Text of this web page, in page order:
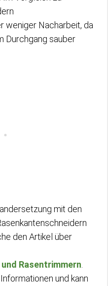
weniger Nacharbeit, da
Durchgang sauber
mit den
den Artikel über
Rasentrimmern
und kann